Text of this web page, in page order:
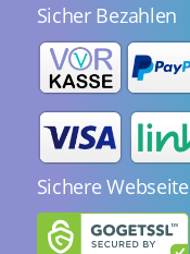
Sicher Bezahlen
Sichere Webseite